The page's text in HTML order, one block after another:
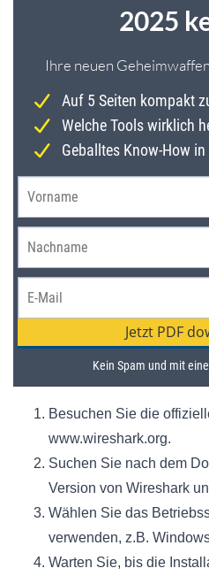
Besuchen Sie die
www.wireshark.org.
Suchen Sie nach dem
Version von Wireshark
Wählen Sie das
verwenden, z.B.
Warten Sie, bis die